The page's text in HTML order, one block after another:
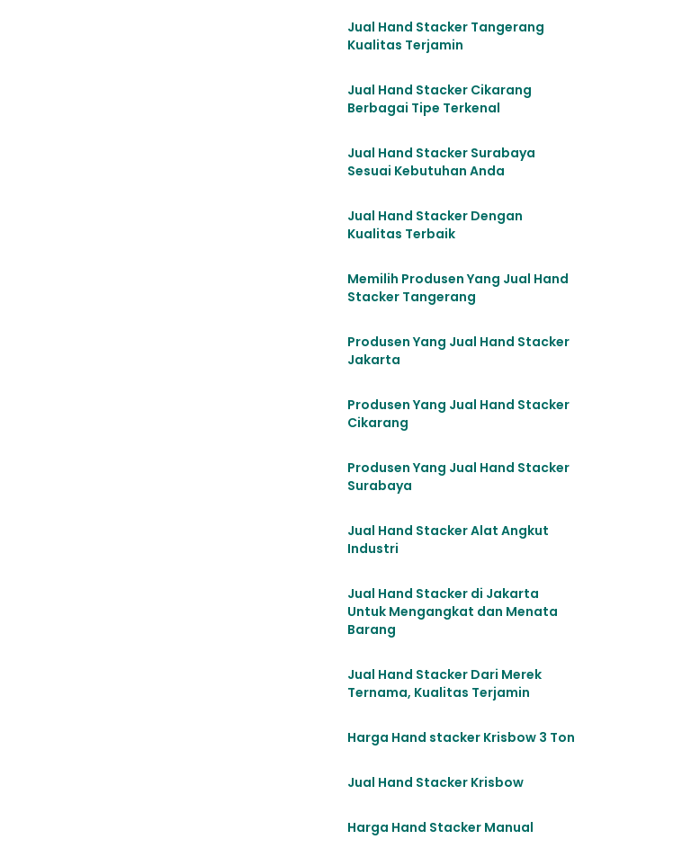
Jual Hand Stacker Tangerang
Kualitas Terjamin
Jual Hand Stacker Cikarang
Berbagai Tipe Terkenal
Jual Hand Stacker Surabaya
Sesuai Kebutuhan Anda
Jual Hand Stacker Dengan
Kualitas Terbaik
Memilih Produsen Yang Jual Hand
Stacker Tangerang
Produsen Yang Jual Hand Stacker
Jakarta
Produsen Yang Jual Hand Stacker
Cikarang
Produsen Yang Jual Hand Stacker
Surabaya
Jual Hand Stacker Alat Angkut
Industri
Jual Hand Stacker di Jakarta
Untuk Mengangkat dan Menata
Barang
Jual Hand Stacker Dari Merek
Ternama, Kualitas Terjamin
Harga Hand stacker Krisbow 3 Ton
Jual Hand Stacker Krisbow
Harga Hand Stacker Manual